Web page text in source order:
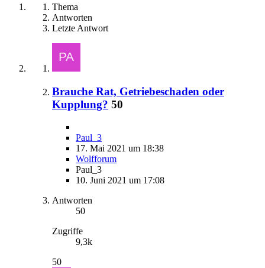
Thema
Antworten
Letzte Antwort
Brauche Rat, Getriebeschaden oder
Kupplung? 50
Paul_3
17. Mai 2021 um 18:38
Wolfforum
Paul_3
10. Juni 2021 um 17:08
Antworten
50
Zugriffe
9,3k
50